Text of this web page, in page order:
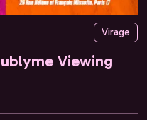
Virage
Viewing